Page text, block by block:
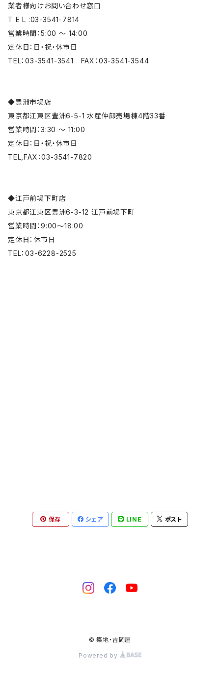
業者様向けお問い合わせ窓口
T E L :03-3541-7814
営業時間：5:00 ～ 14:00
定休日：日・祝・休市日
TEL：03-3541-3541 FAX：03-3541-3544
◆豊洲市場店
東京都江東区豊洲6-5-1 水産仲卸売場棟4階33番
営業時間：3:30 ～ 11:00
定休日：日・祝・休市日
TEL,FAX：03-3541-7820
◆江戸前場下町店
東京都江東区豊洲6-3-12 江戸前場下町
営業時間：9:00〜18:00
定休日：休市日
TEL：03-6228-2525
保存 シェア LINE ポスト
© 築地・吉岡屋
Powered by